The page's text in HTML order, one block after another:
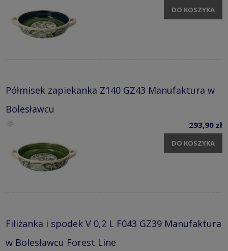
DO KOSZYKA
Półmisek zapiekanka Z140 GZ43 Manufaktura w
Bolesławcu
293,90 zł
DO KOSZYKA
Filiżanka i spodek V 0,2 L F043 GZ39 Manufaktura
w Bolesławcu Forest Line